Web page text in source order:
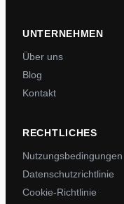
UNTERNEHMEN
Über uns
Blog
Kontakt
RECHTLICHES
Nutzungsbedingungen
Datenschutzrichtlinie
Cookie-Richtlinie